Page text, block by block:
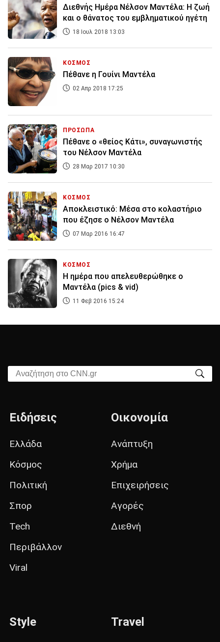
Διεθνής Ημέρα Νέλσον Μαντέλα: Η ζωή
και ο θάνατος του εμβληματικού ηγέτη
18 Ιουλ 2018 13:03
ΚΟΣΜΟΣ
Πέθανε η Γουίνι Μαντέλα
02 Απρ 2018 17:25
ΠΡΟΣΩΠΑ
Πέθανε ο «θείος Κάτι», συναγωνιστής
του Νέλσον Μαντέλα
28 Μαρ 2017 10:30
ΚΟΣΜΟΣ
Αποκλειστικό: Μέσα στο κολαστήριο
που έζησε ο Νέλσον Μαντέλα
07 Μαρ 2016 16:47
ΚΟΣΜΟΣ
Η ημέρα που απελευθερώθηκε ο
Μαντέλα (pics & vid)
11 Φεβ 2016 15:24
Αναζήτηση στο CNN.gr
Ειδήσεις
Ελλάδα
Κόσμος
Πολιτική
Σπορ
Tech
Περιβάλλον
Viral
Οικονομία
Ανάπτυξη
Χρήμα
Επιχειρήσεις
Αγορές
Διεθνή
Style Travel